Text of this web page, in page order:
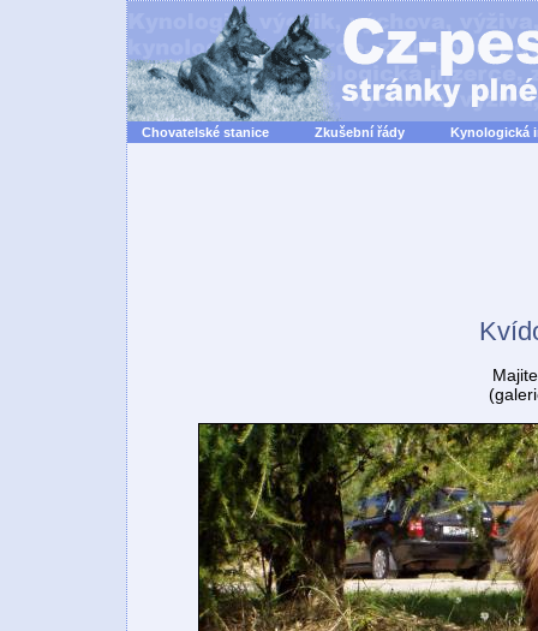
Chovatelské stanice Zkušební řády Kynologická